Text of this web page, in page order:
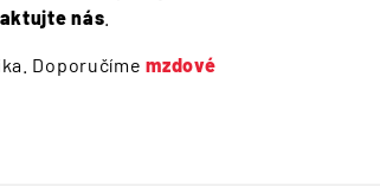
nás
Doporučímemzdové